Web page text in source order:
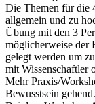
Die Themen für die
allgemein und zu
Übung mit den 3
möglicherweise der
gelegt werden um
mit Wissenschaftler
Mehr Praxis/
Bewusstsein gehend.